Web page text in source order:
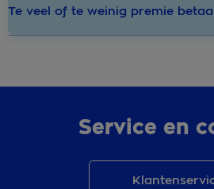
Te veel of te weinig premie
Service en